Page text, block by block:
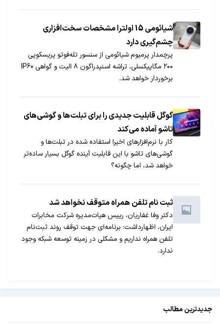
شیائومی 15 اولترا مشخصات سخت‌افزاری
چشم‌گیری دارد
پرچمدار پرمیوم شیائومی از سنسور تله‌فوتو پریسکوپی
۲۰۰ مگاپیکسلی، تراشه اسنپدراگون ۸ الیت و گواهی IP60
برخوردار خواهد شد.
گوگل قابلیت جدیدی را برای تبلت‌ها و گوشی‌های
تاشو آماده می‌کند
کار با نرم‌افزارهای اخیرا استفاده شده در تبلت‌ها و
گوشی‌های تاشو با این قابلیت آینده گوگل بسیار ساده‌تر
خواهد شد، اما چگونه؟
ثبت نام تلفن همراه متوقف نخواهد شد
دکتر وفا غفاریان، رییس هیات‌مدیره شرکت مخابرات
ایران، اظهارداشت: برنامه‌ای جهت توقف روند ثبت‌نام
تلفن همراه نداریم و مشکلی در زمینه توسعه شبکه وجود
ندارد.
جدیدترین مطالب